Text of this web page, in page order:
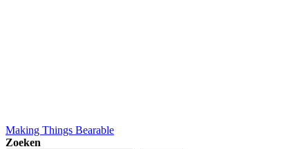
Making Things Bearable
Zoeken